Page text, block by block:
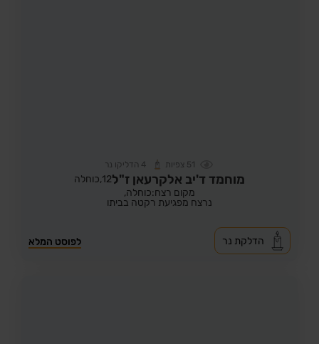
51 צפיות 4 הדליקו נר
מוחמד ד'יב אלקרעאן ז"ל12, כוחלה
מקום רצח:כוחלה,
נרצח מפגיעת רקטה בביתו
לפוסט המלא הדלקת נר